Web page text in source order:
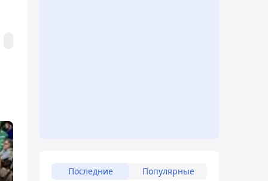
Последние Популярные